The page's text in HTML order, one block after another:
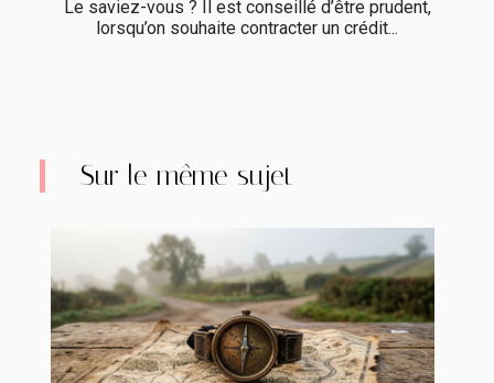
Le saviez-vous ? Il est conseillé d’être prudent,
lorsqu’on souhaite contracter un crédit...
Sur le même sujet